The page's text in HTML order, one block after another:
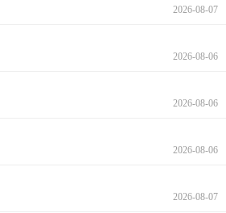
2026-08-07
2026-08-06
2026-08-06
2026-08-06
2026-08-07